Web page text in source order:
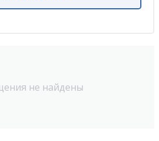
не найдены